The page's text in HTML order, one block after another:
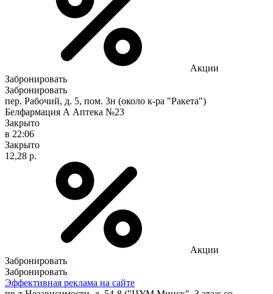
Акции
Забронировать
Забронировать
пер. Рабочий, д. 5, пом. 3н (около к-ра "Ракета")
Белфармация А Аптека №23
Закрыто
в 22:06
Закрыто
12,28 р.
Акции
Забронировать
Забронировать
Эффективная реклама на сайте